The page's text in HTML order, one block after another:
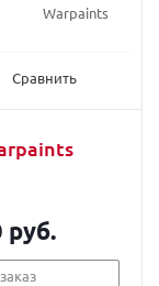
Warpaints
Сравнить
руб.